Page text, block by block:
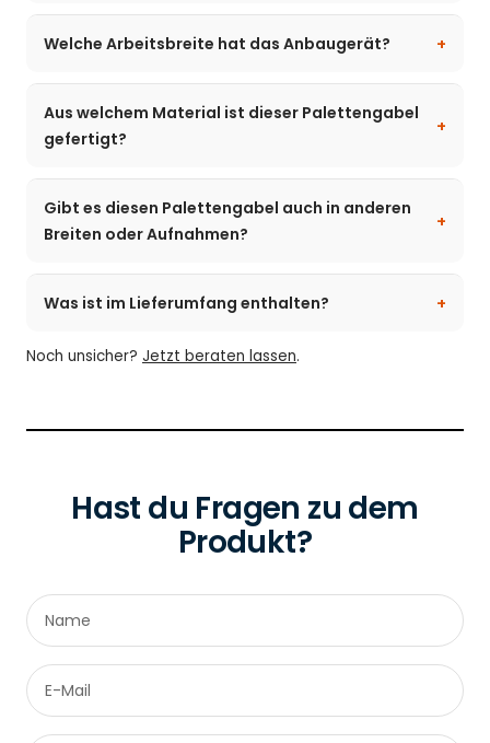
Welche Arbeitsbreite hat das Anbaugerät?
Aus welchem Material ist dieser Palettengabel
gefertigt?
Gibt es diesen Palettengabel auch in anderen
Breiten oder Aufnahmen?
Was ist im Lieferumfang enthalten?
Noch unsicher? Jetzt beraten lassen.
Hast du Fragen zu dem
Produkt?
Name
E-Mail